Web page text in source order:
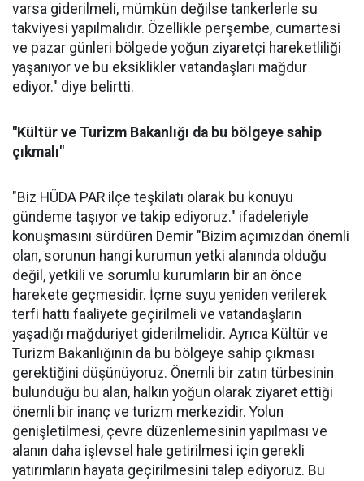
varsa giderilmeli, mümkün değilse tankerlerle su
takviyesi yapılmalıdır. Özellikle perşembe, cumartesi
ve pazar günleri bölgede yoğun ziyaretçi hareketliliği
yaşanıyor ve bu eksiklikler vatandaşları mağdur
ediyor." diye belirtti.
"Kültür ve Turizm Bakanlığı da bu bölgeye sahip
çıkmalı"
"Biz HÜDA PAR ilçe teşkilatı olarak bu konuyu
gündeme taşıyor ve takip ediyoruz." ifadeleriyle
konuşmasını sürdüren Demir "Bizim açımızdan önemli
olan, sorunun hangi kurumun yetki alanında olduğu
değil, yetkili ve sorumlu kurumların bir an önce
harekete geçmesidir. İçme suyu yeniden verilerek
terfi hattı faaliyete geçirilmeli ve vatandaşların
yaşadığı mağduriyet giderilmelidir. Ayrıca Kültür ve
Turizm Bakanlığının da bu bölgeye sahip çıkması
gerektiğini düşünüyoruz. Önemli bir zatın türbesinin
bulunduğu bu alan, halkın yoğun olarak ziyaret ettiği
önemli bir inanç ve turizm merkezidir. Yolun
genişletilmesi, çevre düzenlemesinin yapılması ve
alanın daha işlevsel hale getirilmesi için gerekli
yatırımların hayata geçirilmesini talep ediyoruz. Bu